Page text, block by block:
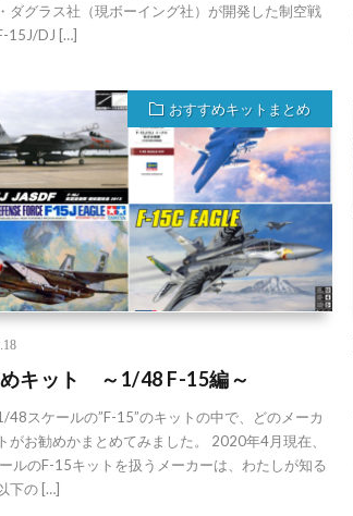
ダグラス社（現ボーイング社）が開発した制空戦
15J/DJ […]
おすすめキットまとめ
キット ～1/48 F-15編～
48スケールの”F-15”のキットの中で、どのメーカ
がお勧めかまとめてみました。 2020年4月現在、
ルのF-15キットを扱うメーカーは、わたしが知る
下の […]